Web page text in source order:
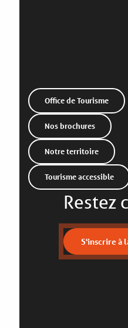
Office de Tourisme
Nos brochures
Notre territoire
Tourisme accessible
Restez
S'inscrire